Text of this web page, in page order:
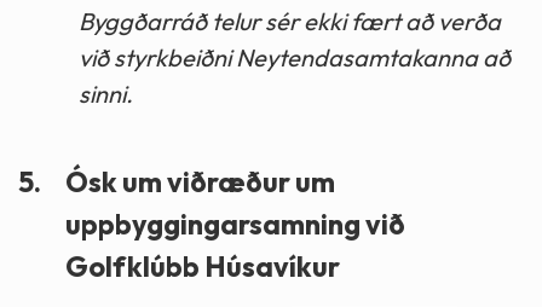
Byggðarráð telur sér ekki fært að verða
við styrkbeiðni Neytendasamtakanna að
sinni.
5.
Ósk um viðræður um
uppbyggingarsamning við
Golfklúbb Húsavíkur